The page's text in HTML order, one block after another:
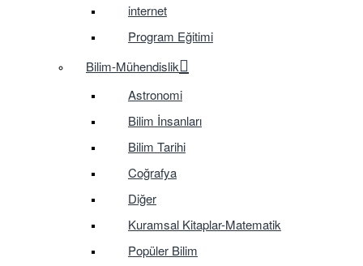
internet
Program Eğitimi
Bilim-Mühendislik
Astronomi
Bilim İnsanları
Bilim Tarihi
Coğrafya
Diğer
Kuramsal Kitaplar-Matematik
Popüler Bilim